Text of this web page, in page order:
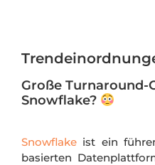
Große Turnaround-
Snowflake?
Snowflake ist ein
basierten